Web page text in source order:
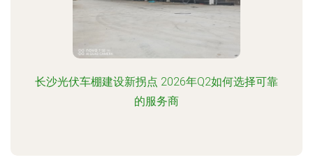
长沙光伏车棚建设新拐点 2026年Q2如何选择可靠
的服务商